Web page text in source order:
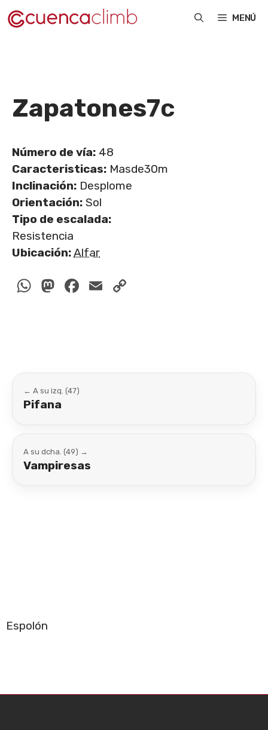
Saltar
al
MENÚ
Zapatones7c
Número de vía: 48
Caracteristicas: Masde30m
Inclinación: Desplome
Orientación: Sol
Tipo de escalada:
Resistencia
Ubicación:Alfar
WhatsApp
Mastodon
Facebook
Email
← A su izq. (47)
Pifana
A su dcha. (49) →
Vampiresas
Espolón